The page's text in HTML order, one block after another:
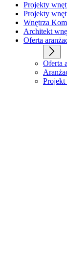
Projekty
Projekty
Wnętrza
Architekt
Oferta
Oferta
Projekt